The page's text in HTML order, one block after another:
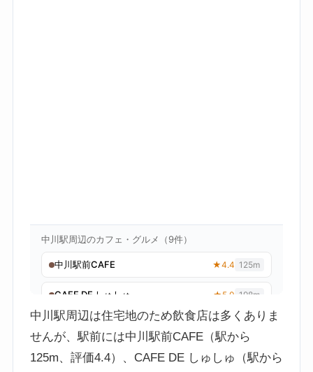
中川駅周辺は住宅地のため飲食店は多くありま
せんが、駅前には中川駅前CAFE（駅から
125m、評価4.4）、CAFE DE しゅしゅ（駅から